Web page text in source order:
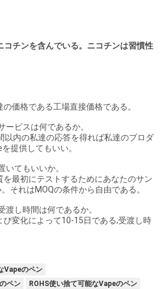
コチンを含んでいる。ニコチンは習慣性
価格である工場直接価格である。
ービスは何であるか。
以内の私達の応答を得れば私達のプロダ
提供してもいい。
いてもいいか。
を最初にテストするためにあなたのサン
それはMOQの条件から自由である。
渡し時間は何であるか。
び変化によって10-15日である;受渡し時
Vapeのペン
ペン
ROHS使い捨て可能なVapeのペン